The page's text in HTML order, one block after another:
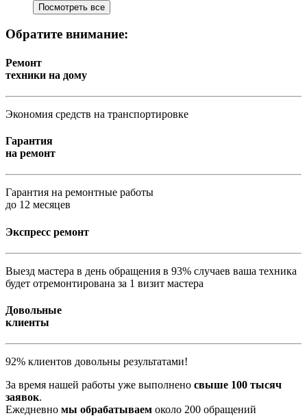
Посмотреть все
Обратите внимание:
Ремонт
техники на дому
Экономия средств на транспортировке
Гарантия
на ремонт
Гарантия на ремонтные работы
до 12 месяцев
Экспресс ремонт
Выезд мастера в день обращения в 93% случаев ваша техника
будет отремонтирована за 1 визит мастера
Довольные
клиенты
92% клиентов довольны результатами!
За время нашей работы уже выполнено свыше 100 тысяч
заявок.
Ежедневно мы обрабатываем около 200 обращений